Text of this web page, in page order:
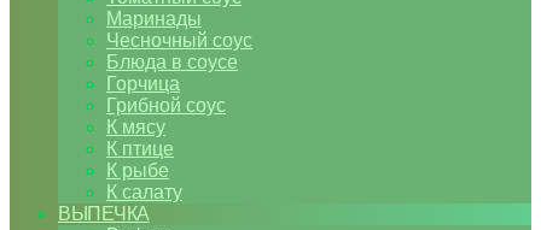
Маринады
Чесночный соус
Блюда в соусе
Горчица
Грибной соус
К мясу
К птице
К рыбе
К салату
ВЫПЕЧКА